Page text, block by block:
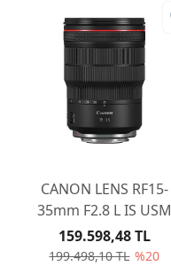
CANON LENS RF15-
35mm F2.8 L IS USM
199.498,10 TL %20
159.598,48 TL